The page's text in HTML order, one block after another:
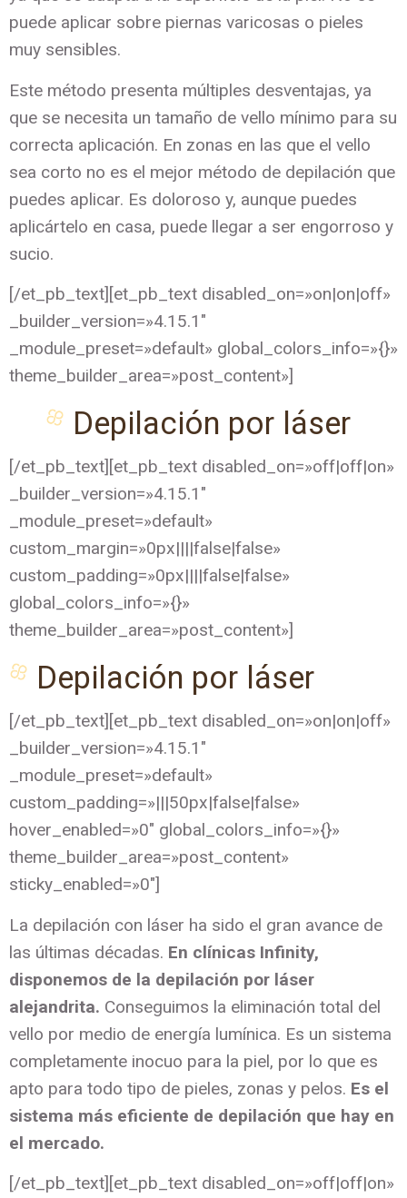
puede aplicar sobre piernas varicosas o pieles
muy sensibles.
Este método presenta múltiples desventajas, ya
que se necesita un tamaño de vello mínimo para su
correcta aplicación. En zonas en las que el vello
sea corto no es el mejor método de depilación que
puedes aplicar. Es doloroso y, aunque puedes
aplicártelo en casa, puede llegar a ser engorroso y
sucio.
[/et_pb_text][et_pb_text disabled_on=»on|on|off»
_builder_version=»4.15.1″
_module_preset=»default» global_colors_info=»{}»
theme_builder_area=»post_content»]
Depilación por láser
[/et_pb_text][et_pb_text disabled_on=»off|off|on»
_builder_version=»4.15.1″
_module_preset=»default»
custom_margin=»0px||||false|false»
custom_padding=»0px||||false|false»
global_colors_info=»{}»
theme_builder_area=»post_content»]
Depilación por láser
[/et_pb_text][et_pb_text disabled_on=»on|on|off»
_builder_version=»4.15.1″
_module_preset=»default»
custom_padding=»|||50px|false|false»
hover_enabled=»0″ global_colors_info=»{}»
theme_builder_area=»post_content»
sticky_enabled=»0″]
La depilación con láser ha sido el gran avance de
las últimas décadas. En clínicas Infinity,
disponemos de la depilación por láser
alejandrita. Conseguimos la eliminación total del
vello por medio de energía lumínica. Es un sistema
completamente inocuo para la piel, por lo que es
apto para todo tipo de pieles, zonas y pelos. Es el
sistema más eficiente de depilación que hay en
el mercado.
[/et_pb_text][et_pb_text disabled_on=»off|off|on»